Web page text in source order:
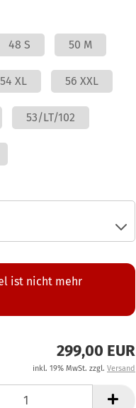
48 S 50 M
54 XL 56 XXL
53/LT/102
ist nicht mehr
299,00 EUR
inkl. 19% MwSt. zzgl. Versand